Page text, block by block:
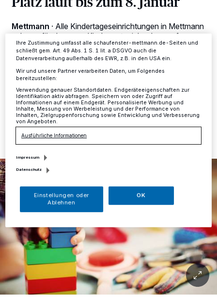
Mettmann · Alle Kindertageseinrichtungen in Mettmann
nehmen für das neue Kindergartenjahr, das am 1.
August 2021 beginnt, bis zum 8. Januar 2021
Anmeldungen entgegen. Es wird empfohlen, für die
Einrichtungsleitung zu vereinbaren.
30.11.2020 , 12:06 Uhr Eine Minute Lesezeit
ändern oder Ihre Einwilligung zu widerrufen, indem Sie auf den Link
Ihre Einstellungen gelten innerhalb unseres Website. Weitere
Informationen finden Sie in unserer Datenschutzerklärung.
Ihre Zustimmung umfasst alle schaufenster-mettmann.de-Seiten und
schließt gem. Art. 49 Abs. 1 S. 1 lit. a DSGVO auch die
Datenverarbeitung außerhalb des EWR, z.B. in den USA ein.
Wir und unsere Partner verarbeiten Daten, um Folgendes
bereitzustellen:
Verwendung genauer Standortdaten. Endgeräteeigenschaften zur
Identifikation aktiv abfragen. Speichern von oder Zugriff auf
Informationen auf einem Endgerät. Personalisierte Werbung und
Inhalte, Messung von Werbeleistung und der Performance von
Inhalten, Zielgruppenforschung sowie Entwicklung und Verbesserung
von Angeboten.
Ausführliche Informationen
Impressum
Datenschutz
Einstellungen oder
Ablehnen
OK